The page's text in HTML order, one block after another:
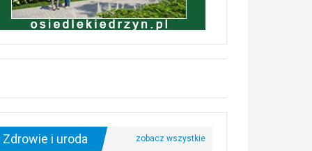
Zdrowie i uroda